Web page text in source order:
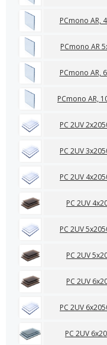
PCmono AR,
PCmono AR
PCmono AR,
PCmono AR,
PC 2UV
PC 2UV
PC 2UV
PC 2UV
PC 2UV
PC 2UV
PC 2UV
PC 2UV
PC 2UV